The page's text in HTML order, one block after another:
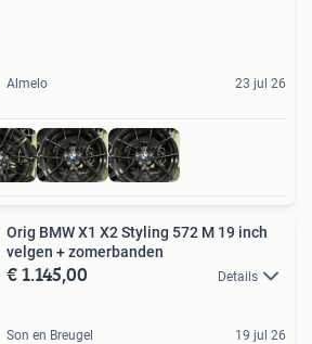
Almelo 23 jul 26
Orig BMW X1 X2 Styling 572 M 19 inch
velgen + zomerbanden
€ 1.145,00 Details
Son en Breugel 19 jul 26